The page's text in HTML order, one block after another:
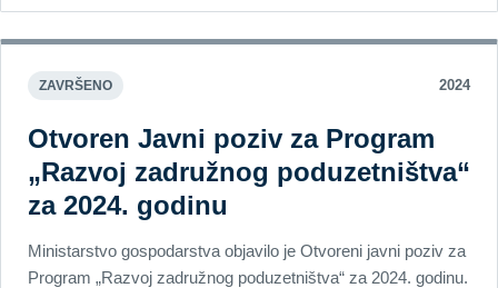
ZAVRŠENO 2024
Otvoren Javni poziv za Program
„Razvoj zadružnog poduzetništva“
za 2024. godinu
Ministarstvo gospodarstva objavilo je Otvoreni javni poziv za
Program „Razvoj zadružnog poduzetništva“ za 2024. godinu.